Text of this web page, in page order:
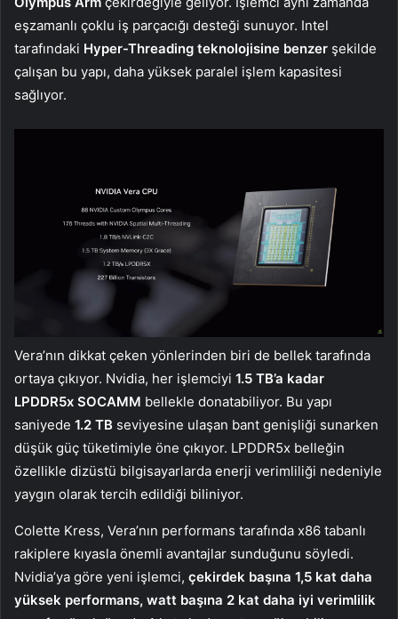
eşzamanlı çoklu iş parçacığı desteği sunuyor. Intel
tarafındaki Hyper-Threading teknolojisine benzer şekilde
çalışan bu yapı, daha yüksek paralel işlem kapasitesi
sağlıyor.
Vera’nın dikkat çeken yönlerinden biri de bellek tarafında
ortaya çıkıyor. Nvidia, her işlemciyi 1.5 TB’a kadar
LPDDR5x SOCAMM bellekle donatabiliyor. Bu yapı
saniyede 1.2 TB seviyesine ulaşan bant genişliği sunarken
düşük güç tüketimiyle öne çıkıyor. LPDDR5x belleğin
özellikle dizüstü bilgisayarlarda enerji verimliliği nedeniyle
yaygın olarak tercih edildiği biliniyor.
Colette Kress, Vera’nın performans tarafında x86 tabanlı
rakiplere kıyasla önemli avantajlar sunduğunu söyledi.
Nvidia’ya göre yeni işlemci, çekirdek başına 1,5 kat daha
yüksek performans, watt başına 2 kat daha iyi verimlilik